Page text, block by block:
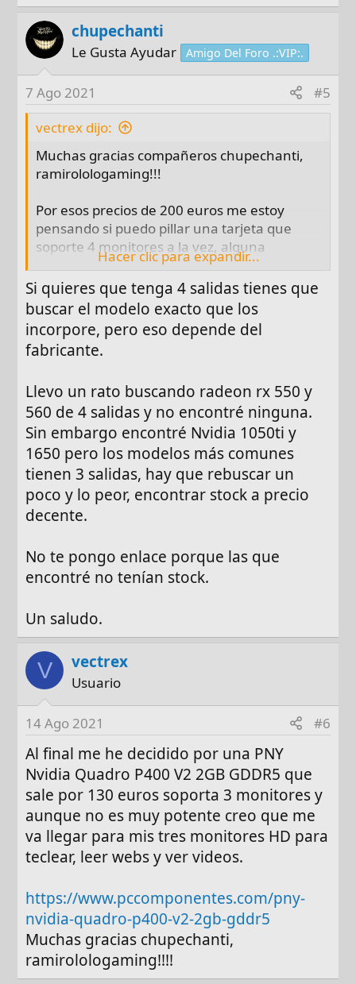
chupechanti
Le Gusta Ayudar Amigo Del Foro .:VIP:.
7 Ago 2021
#5
vectrex dijo:
Muchas gracias compañeros chupechanti,
ramirolologaming!!!
Por esos precios de 200 euros me estoy
pensando si puedo pillar una tarjeta que
soporte 4 monitores a la vez, alguna
recomendacion?
Seguramente uno lo usaria para escribir y
los otros dos para leer, asi que la cantidad de
recursos del ordenador no seria muy alta...
Hacer clic para expandir...
Si quieres que tenga 4 salidas tienes que
buscar el modelo exacto que los
incorpore, pero eso depende del
fabricante.
Llevo un rato buscando radeon rx 550 y
560 de 4 salidas y no encontré ninguna.
Sin embargo encontré Nvidia 1050ti y
1650 pero los modelos más comunes
tienen 3 salidas, hay que rebuscar un
poco y lo peor, encontrar stock a precio
decente.
No te pongo enlace porque las que
encontré no tenían stock.
Un saludo.
V vectrex
Usuario
14 Ago 2021 #6
Al final me he decidido por una PNY
Nvidia Quadro P400 V2 2GB GDDR5 que
sale por 130 euros soporta 3 monitores y
aunque no es muy potente creo que me
va llegar para mis tres monitores HD para
teclear, leer webs y ver videos.
https://www.pccomponentes.com/pny-
nvidia-quadro-p400-v2-2gb-gddr5
Muchas gracias chupechanti,
ramirolologaming!!!!